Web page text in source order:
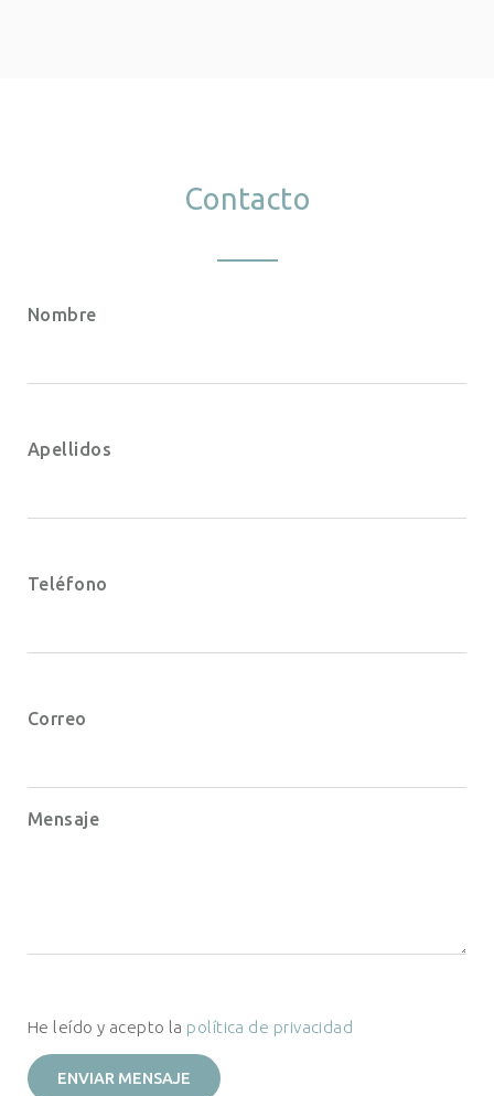
Contacto
Nombre
Apellidos
Teléfono
Correo
Mensaje
He leído y acepto la política de privacidad